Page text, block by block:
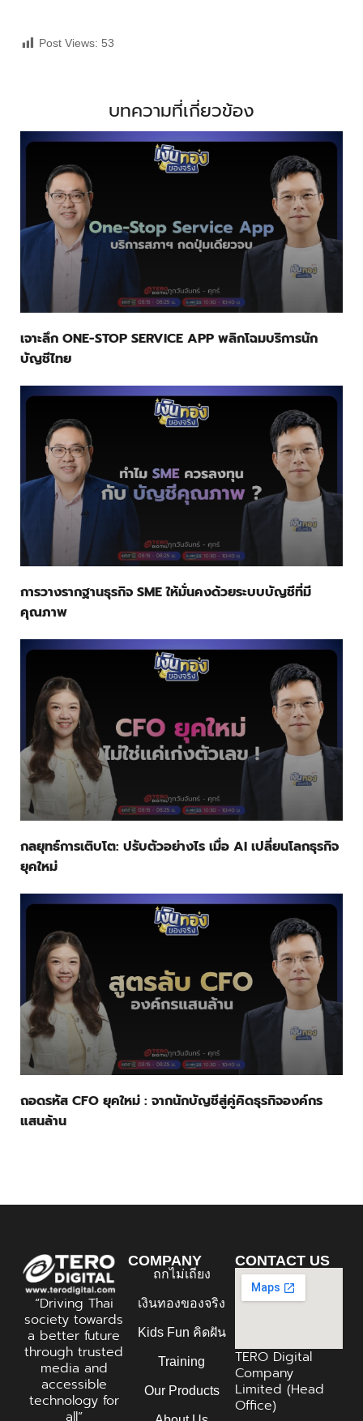
Post Views: 53
บทความที่เกี่ยวข้อง
เจาะลึก ONE-STOP SERVICE APP พลิกโฉมบริการนัก
บัญชีไทย
การวางรากฐานธุรกิจ SME ให้มั่นคงด้วยระบบบัญชีที่มี
คุณภาพ
กลยุทธ์การเติบโต: ปรับตัวอย่างไร เมื่อ AI เปลี่ยนโลกธุรกิจ
ยุคใหม่
ถอดรหัส CFO ยุคใหม่ : จากนักบัญชีสู่คู่คิดธุรกิจองค์กร
แสนล้าน
“Driving Thai
society towards
a better future
through trusted
media and
accessible
technology for
all”
COMPANY
ถกไม่เถียง
เงินทองของจริง
Kids Fun คิดฝัน
Training
Our Products
CONTACT US
TERO Digital
Company
Limited (Head
Office)